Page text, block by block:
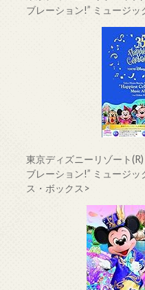
ブレーション!” ミュージッ
東京ディズニーリゾート
ブレーション!” ミュージ
ス・ボックス>